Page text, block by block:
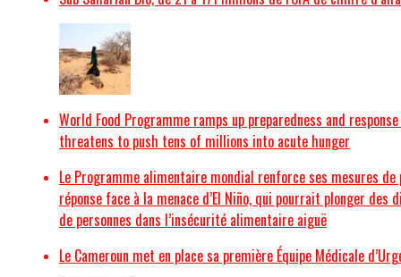
World Food Programme ramps up preparedness and
threatens to push tens of millions into acute hunger
Le Programme alimentaire mondial renforce ses mesures
réponse face à la menace d’El Niño, qui pourrait plonger des
de personnes dans l’insécurité alimentaire aiguë
Le Cameroun met en place sa première Équipe Médicale